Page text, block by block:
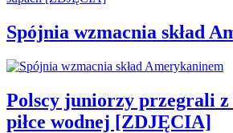
Spójnia wzmacnia skład
Polscy juniorzy przegrali z
piłce wodnej [ZDJĘCIA]